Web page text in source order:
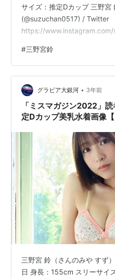
サイズ：推定Dカップ 三野宮
(@suzuchan0517) / Twitter
https://www.instagram.com/
の時間 ヤンマガデジタル写真
Amazon三野宮鈴 ミスマガ
２制服グラビア～卒業の季
作者:三野宮鈴講談社Amazon
グラ…
#三野宮鈴
グラビア大銀河 • 3年前
「ミスマガジン2022」
定Dカップ美乳水着画像【
三野宮 鈴（さんのみや すず
日 身長：155cm スリーサ